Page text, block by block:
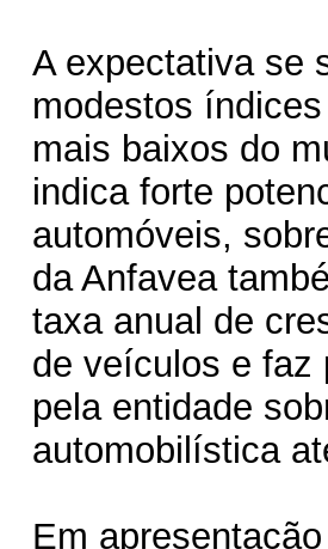
A expectativa se
modestos
mais baixos do
indica forte
automóveis,
da Anfavea
taxa anual de
de veículos e faz
pela entidade
automobilística
Em